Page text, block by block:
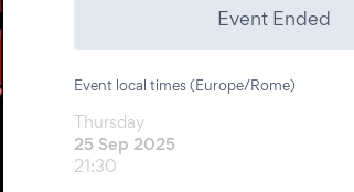
Event Ended
Event local times (Europe/Rome)
Thursday
25 Sep 2025
21:30